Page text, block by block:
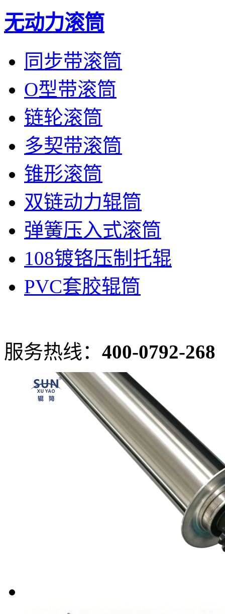
无动力滚筒
同步带滚筒
O型带滚筒
链轮滚筒
多契带滚筒
锥形滚筒
双链动力辊筒
弹簧压入式滚筒
108镀铬压制托辊
PVC套胶辊筒
服务热线： 400-0792-268